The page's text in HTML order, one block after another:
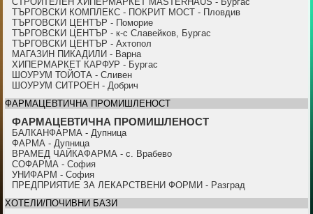
ТЪРГОВСКИ КОМПЛЕКС - ПОКРИТ МОСТ - Пловдив
ТЪРГОВСКИ ЦЕНТЪР - Поморие
ТЪРГОВСКИ ЦЕНТЪР - к-с Славейков, Бургас
ТЪРГОВСКИ ЦЕНТЪР - Ахтопол
МАГАЗИН ПИКАДИЛИ - Варна
ХИПЕРМАРКЕТ КАРФУР - Бургас
ШОУРУМ ТОЙОТА - Сливен
ШОУРУМ СИТРОЕН - Добрич
ФАРМАЦЕВТИЧНА ПРОМИШЛЕНОСТ
ФАРМАЦЕВТИЧНА ПРОМИШЛЕНОСТ
БАЛКАНФАРМА - Дупница
ФАРМА - Дупница
ВРАМЕД ЧАЙКАФАРМА - с. Врабево
СОФАРМА - София
УНИФАРМ - София
ПРЕДПРИЯТИЕ ЗА ЛЕКАРСТВЕНИ ФОРМИ - Разград
ХОТЕЛИ/ПОЧИВНИ БАЗИ